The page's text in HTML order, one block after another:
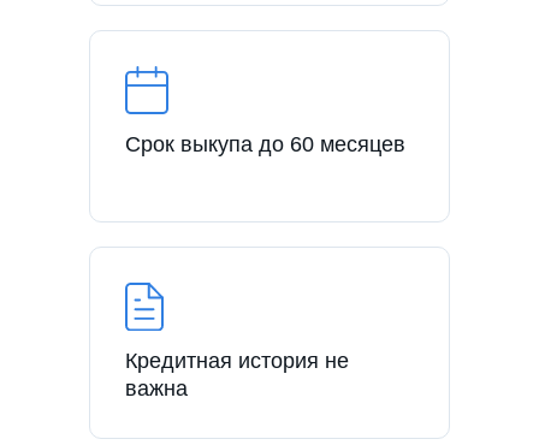
Срок выкупа до 60 месяцев
Кредитная история не
важна